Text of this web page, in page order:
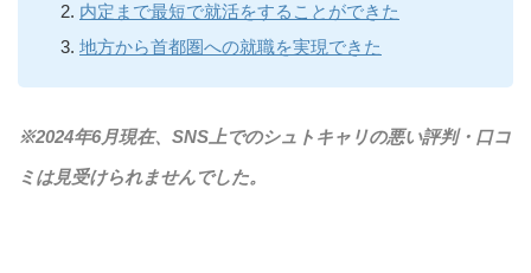
内定まで最短で就活をすることができた
地方から首都圏への就職を実現できた
※2024年6月現在、SNS上でのシュトキャリの悪い評判・口コ
ミは見受けられませんでした。